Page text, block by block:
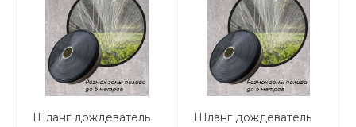
Шланг дождеватель
Шланг дождеватель